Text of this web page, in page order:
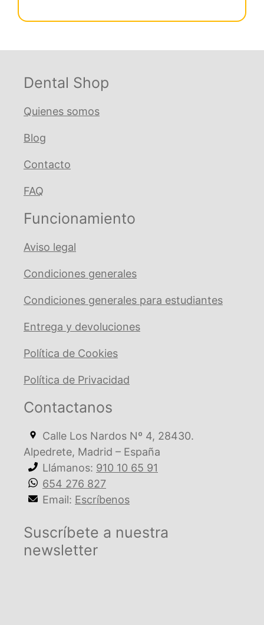
Dental Shop
Quienes somos
Blog
Contacto
FAQ
Funcionamiento
Aviso legal
Condiciones generales
Condiciones generales para estudiantes
Entrega y devoluciones
Política de Cookies
Política de Privacidad
Contactanos
Calle Los Nardos Nº 4, 28430.
Alpedrete, Madrid – España
Llámanos: 910 10 65 91
654 276 827
Email: Escríbenos
Suscríbete a nuestra
newsletter